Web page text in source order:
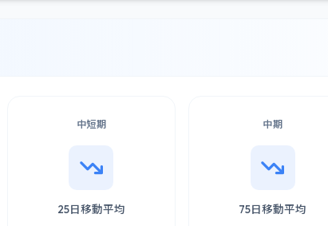
中短期
25日移動平均
中期
75日移動平均